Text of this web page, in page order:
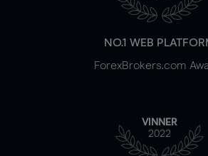
NO.1 WEB
ForexBrokers.com
VINNER
2022